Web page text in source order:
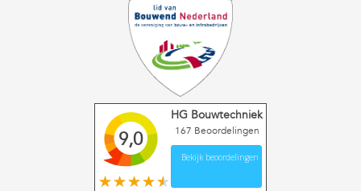
9,0
HG Bouwtechniek
167 Beoordelingen
Bekijk beoordelingen